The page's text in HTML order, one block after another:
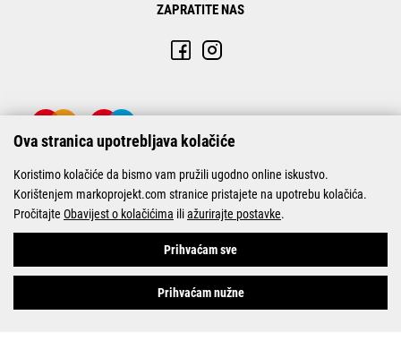
ZAPRATITE NAS
© Marko-Projekt 2026
Ova stranica upotrebljava kolačiće
Koristimo kolačiće da bismo vam pružili ugodno online iskustvo.
Korištenjem markoprojekt.com stranice pristajete na upotrebu kolačića.
Pročitajte Obavijest o kolačićima iliažurirajte postavke.
Prihvaćam sve
Prihvaćam nužne